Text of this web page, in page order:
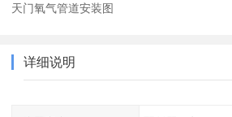
天门氧气管道安装图
详细说明